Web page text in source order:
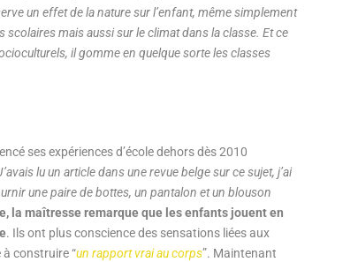
un effet de la nature sur l’enfant, même simplement
scolaires mais aussi sur le climat dans la classe. Et ce
il gomme en quelque sorte les classes
ses expériences d’école dehors dès 2010
lu un article dans une revue belge sur ce sujet, j’ai
une paire de bottes, un pantalon et un blouson
la maîtresse remarque que les enfants jouent en
. Ils ont plus conscience des sensations liées aux
construire “un rapport vrai au corps”. Maintenant